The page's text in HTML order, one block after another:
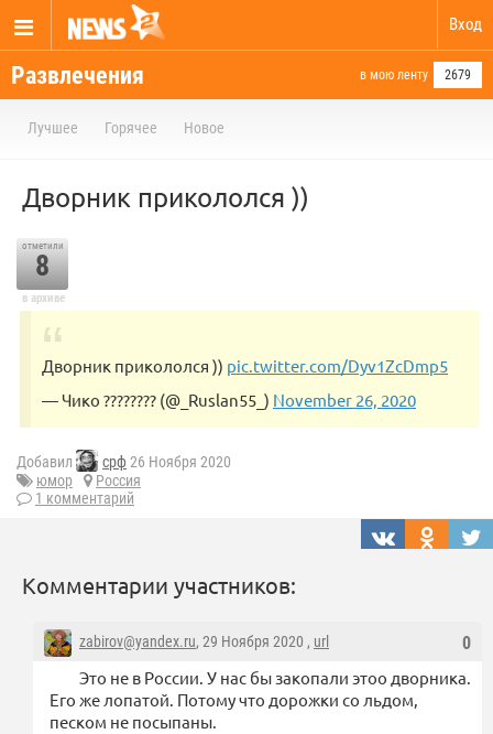
Вход
Развлечения в мою ленту 2679
Лучшее Горячее Новое
Дворник прикололся ))
отметили
8
в архиве
Дворник прикололся )) pic.twitter.com/Dyv1ZcDmp5
— Чико ???????? (@_Ruslan55_) November 26, 2020
Добавил срф 26 Ноября 2020
юмор
Россия
1 комментарий
Комментарии участников:
0
zabirov@yandex.ru, 29 Ноября 2020 , url
Это не в России. У нас бы закопали этоо дворника.
Его же лопатой. Потому что дорожки со льдом,
песком не посыпаны.